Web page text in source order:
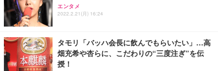
エンタメ
2022.2.21(月) 16:24
タモリ「バッハ会長に飲んでもらいたい」…高
畑充希や杏らに、こだわりの“三度注ぎ”を伝
授！